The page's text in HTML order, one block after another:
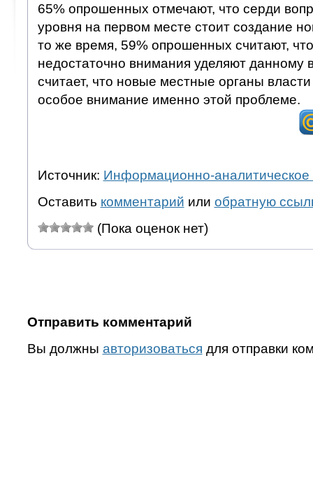
65% опрошенных отмечают, что серди
уровня на первом месте стоит создание
то же время, 59% опрошенных считают,
недостаточно внимания уделяют данному
считает, что новые местные органы
особое внимание именно этой проблеме.
Источник: Информационно-аналитическое
Оставить комментарий или обратную
(Пока оценок нет)
Отправить комментарий
Вы должны авторизоваться для отправки